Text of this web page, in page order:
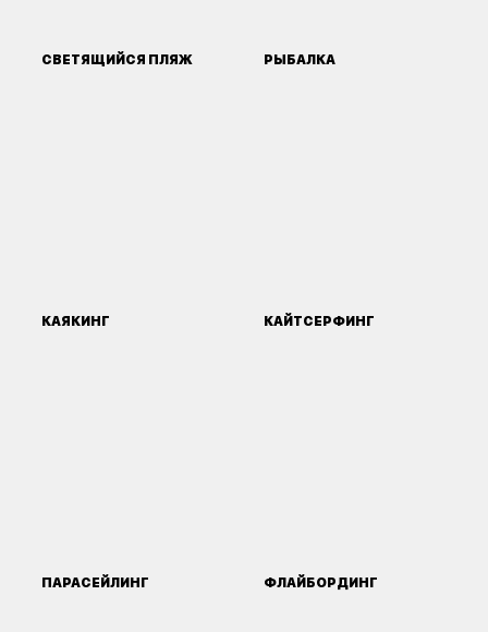
СВЕТЯЩИЙСЯ ПЛЯЖ РЫБАЛКА
КАЯКИНГ КАЙТСЕРФИНГ
ПАРАСЕЙЛИНГ ФЛАЙБОРДИНГ